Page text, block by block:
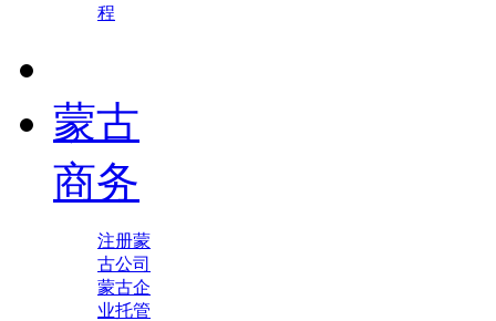
程
蒙古
商务
注册蒙
古公司
蒙古企
业托管